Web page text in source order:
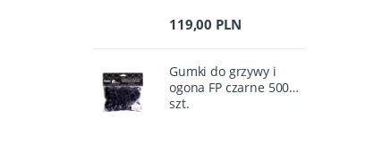
119,00 PLN
Gumki do grzywy i
ogona FP czarne 500
szt.